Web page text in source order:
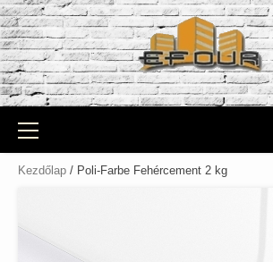
Skip
to
content
Primary
Menu
Kezdőlap / Poli-Farbe Fehércement 2 kg